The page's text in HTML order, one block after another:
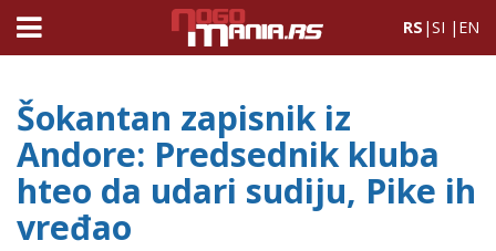
RS |SI | EN
Šokantan zapisnik iz
Andore: Predsednik kluba
hteo da udari sudiju, Pike ih
vređao